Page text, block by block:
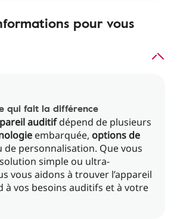
pour vous
qui fait la différence
auditifdépend de plusieurs
embarquée, options de
de personnalisation. Que vous
simple ou ultra-
vous aidons à trouver l’appareil
à vos besoins auditifs et à votre